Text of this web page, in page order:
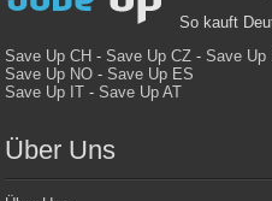
So kauft
Save Up CH -Save Up CZ -Save Up
Save Up NO -Save Up ES
Save Up IT -Save Up AT
Über Uns